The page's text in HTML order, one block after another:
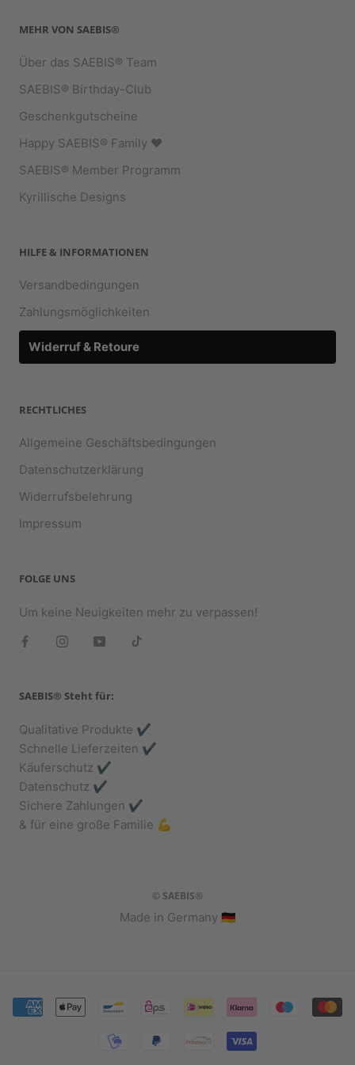
MEHR VON SAEBIS®
Über das SAEBIS® Team
SAEBIS® Birthday-Club
Geschenkgutscheine
Happy SAEBIS® Family ♥︎
SAEBIS® Member Programm
Kyrillische Designs
HILFE & INFORMATIONEN
Versandbedingungen
Zahlungsmöglichkeiten
Widerruf & Retoure
RECHTLICHES
Allgemeine Geschäftsbedingungen
Datenschutzerklärung
Widerrufsbelehrung
Impressum
FOLGE UNS
Um keine Neuigkeiten mehr zu verpassen!
SAEBIS® Steht für:
Qualitative Produkte ✔️
Schnelle Lieferzeiten ✔️
Käuferschutz ✔️
Datenschutz ✔️
Sichere Zahlungen ✔️
& für eine große Familie 💪
© SAEBIS®
Made in Germany 🇩🇪